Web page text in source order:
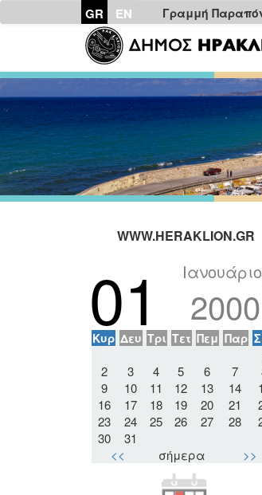
GR EN Γραμμή
WWW.HERAKLION.GR
01 2000
Κυρ Δευ Τρι Τετ Πεμ Παρ
2
3 4 5 6 7
9
10 11 12 13 14
16
17 18 19 20 21
23
24 25 26 27 28
30
31
<<
σήμερα >>